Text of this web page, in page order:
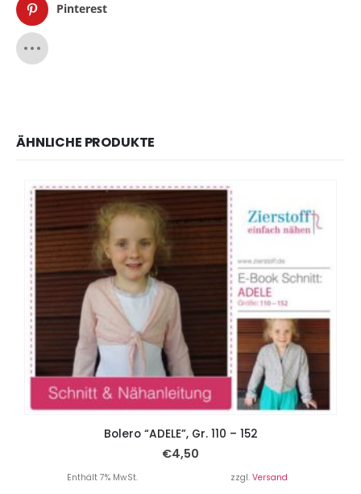
Pinterest
ÄHNLICHE PRODUKTE
Bolero “ADELE”, Gr. 110 – 152
€4,50
Enthält 7% MwSt. zzgl. Versand